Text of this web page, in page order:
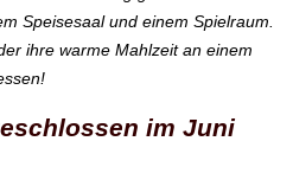
Speisesaal und einem Spielraum.
ihre warme Mahlzeit an einem
im Juni